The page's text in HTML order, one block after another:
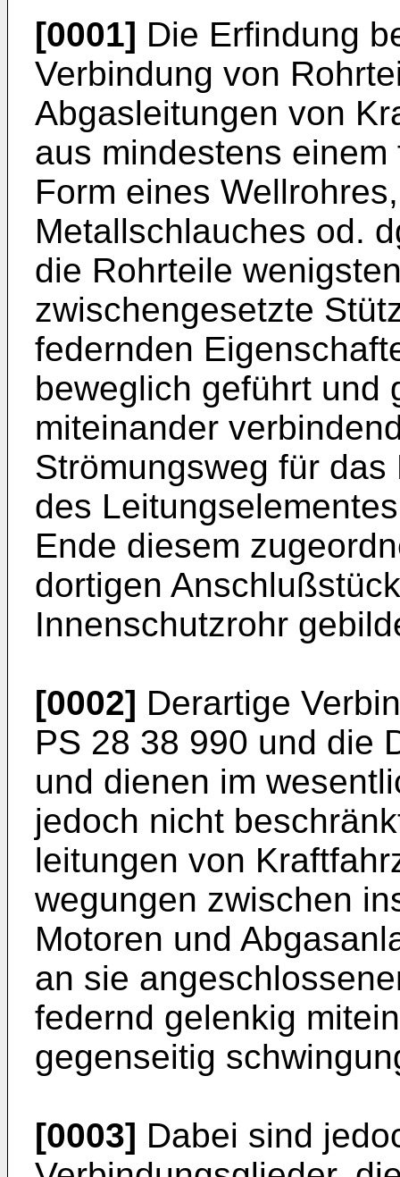
[0001] Die Erfindung
Verbindung von
Abgasleitungen von
aus mindestens
Form eines
Metallschlauches od.
die Rohrteile
zwischengesetzte
federnden
beweg­lich geführt und
miteinander
Strömungsweg für
des
Ende diesem
dortigen
Innenschutzrohr
[0002] Derartige
PS 28 38 990 und die
und dienen im
je­doch nicht
leitungen von
wegungen zwischen
Mo­toren und
an sie
federnd gelenkig
gegenseitig
[0003] Dabei sind